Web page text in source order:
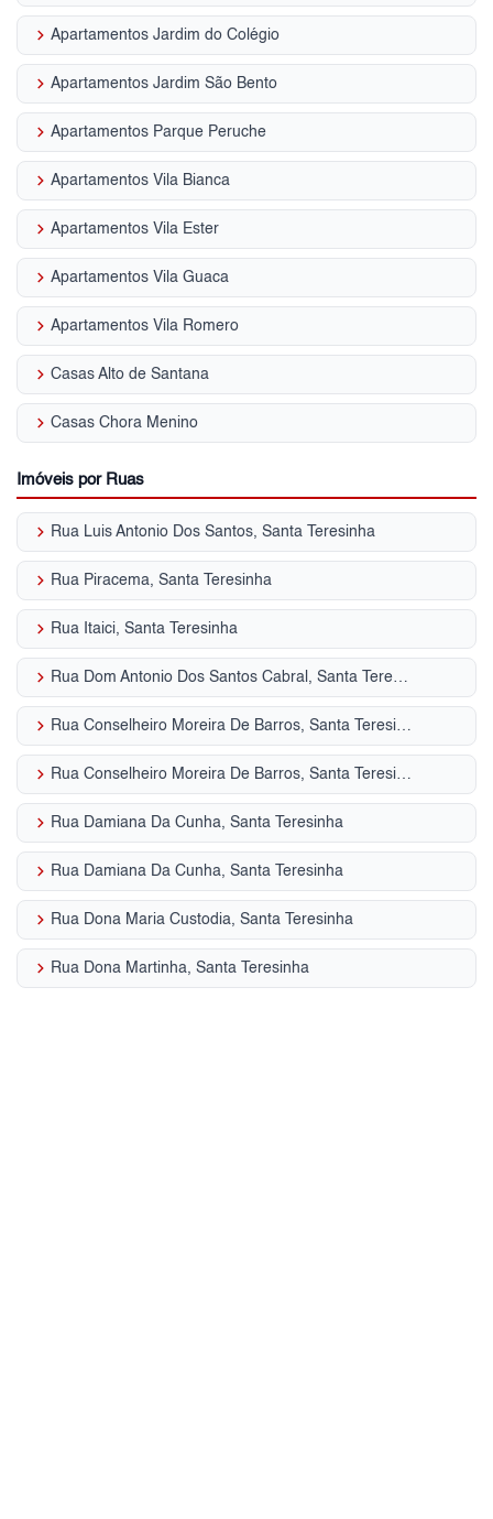
keyboard_arrow_right Apartamentos Jardim do Colégio
keyboard_arrow_right Apartamentos Jardim São Bento
keyboard_arrow_right Apartamentos Parque Peruche
keyboard_arrow_right Apartamentos Vila Bianca
keyboard_arrow_right Apartamentos Vila Ester
keyboard_arrow_right Apartamentos Vila Guaca
keyboard_arrow_right Apartamentos Vila Romero
keyboard_arrow_right Casas Alto de Santana
keyboard_arrow_right Casas Chora Menino
Imóveis por Ruas
keyboard_arrow_right Rua Luis Antonio Dos Santos, Santa Teresinha
keyboard_arrow_right Rua Piracema, Santa Teresinha
keyboard_arrow_right Rua Itaici, Santa Teresinha
keyboard_arrow_right Rua Dom Antonio Dos Santos Cabral, Santa Teresinha
keyboard_arrow_right Rua Conselheiro Moreira De Barros, Santa Teresinha
keyboard_arrow_right Rua Conselheiro Moreira De Barros, Santa Teresinha
keyboard_arrow_right Rua Damiana Da Cunha, Santa Teresinha
keyboard_arrow_right Rua Damiana Da Cunha, Santa Teresinha
keyboard_arrow_right Rua Dona Maria Custodia, Santa Teresinha
keyboard_arrow_right Rua Dona Martinha, Santa Teresinha